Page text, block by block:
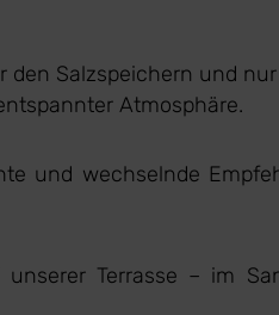
den Salzspeichern und
Atmosphäre.
und wechselnde
Terrasse – im